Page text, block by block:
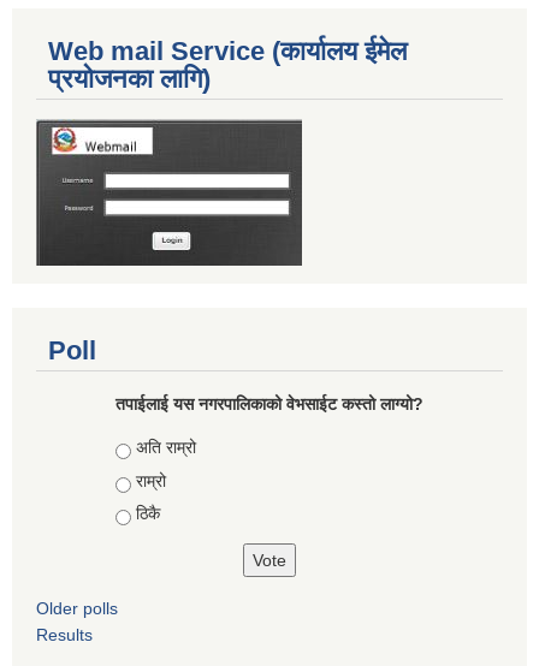
Web mail Service (कार्यालय ईमेल
प्रयोजनका लागि)
Poll
तपाईलाई यस नगरपालिकाको वेभसाईट कस्तो लाग्यो?
Choices
अति राम्रो
राम्रो
ठिकै
Older polls
Results